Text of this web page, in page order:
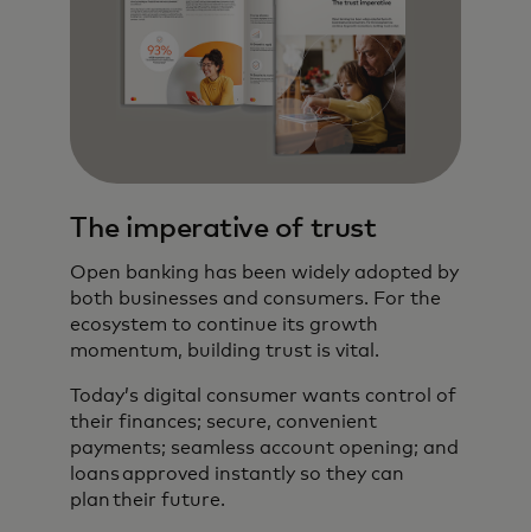
The imperative of trust
Open banking has been widely adopted by
both businesses and consumers. For the
ecosystem to continue its growth
momentum, building trust is vital.
Today’s digital consumer wants control of
their finances; secure, convenient
payments; seamless account opening; and
loans approved instantly so they can
plan their future.